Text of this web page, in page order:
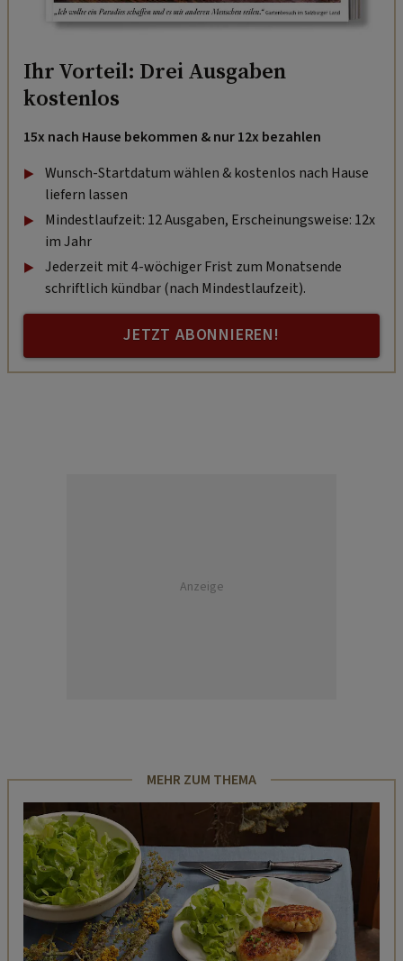
Ihr Vorteil: Drei Ausgaben
kostenlos
15x nach Hause bekommen & nur 12x bezahlen
Wunsch-Startdatum wählen & kostenlos nach Hause
liefern lassen
Mindestlaufzeit: 12 Ausgaben, Erscheinungsweise: 12x
im Jahr
Jederzeit mit 4-wöchiger Frist zum Monatsende
schriftlich kündbar (nach Mindestlaufzeit).
JETZT ABONNIEREN!
Anzeige
MEHR ZUM THEMA